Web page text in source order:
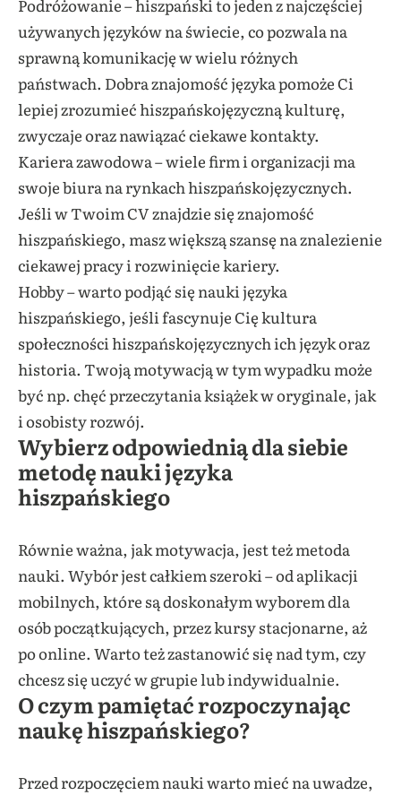
Podróżowanie – hiszpański to jeden z najczęściej
używanych języków na świecie, co pozwala na
sprawną komunikację w wielu różnych
państwach. Dobra znajomość języka pomoże Ci
lepiej zrozumieć hiszpańskojęzyczną kulturę,
zwyczaje oraz nawiązać ciekawe kontakty.
Kariera zawodowa – wiele firm i organizacji ma
swoje biura na rynkach hiszpańskojęzycznych.
Jeśli w Twoim CV znajdzie się znajomość
hiszpańskiego, masz większą szansę na znalezienie
ciekawej pracy i rozwinięcie kariery.
Hobby – warto podjąć się nauki języka
hiszpańskiego, jeśli fascynuje Cię kultura
społeczności hiszpańskojęzycznych ich język oraz
historia. Twoją motywacją w tym wypadku może
być np. chęć przeczytania książek w oryginale, jak
i osobisty rozwój.
Wybierz odpowiednią dla siebie
metodę nauki języka
hiszpańskiego
Równie ważna, jak motywacja, jest też metoda
nauki. Wybór jest całkiem szeroki – od aplikacji
mobilnych, które są doskonałym wyborem dla
osób początkujących, przez kursy stacjonarne, aż
po online. Warto też zastanowić się nad tym, czy
chcesz się uczyć w grupie lub indywidualnie.
O czym pamiętać rozpoczynając
naukę hiszpańskiego?
Przed rozpoczęciem nauki warto mieć na uwadze,